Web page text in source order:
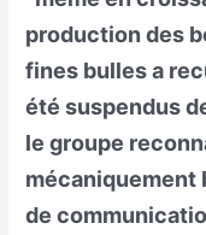
production des
fines bulles a
été suspendus
le groupe
mécaniquement
de